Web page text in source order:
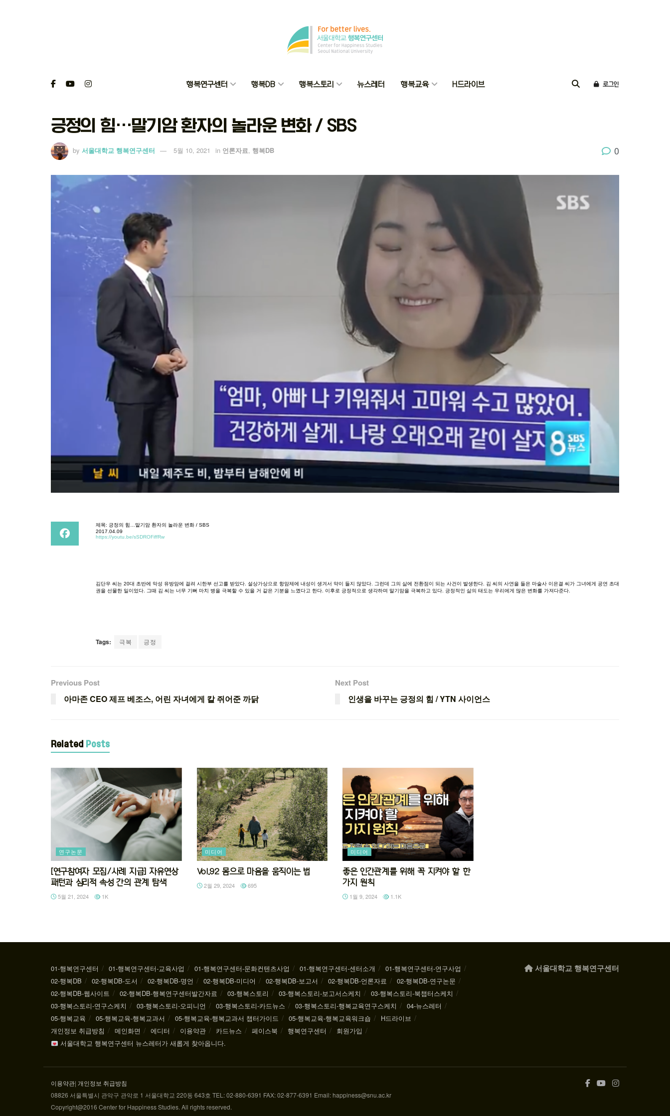
행복연구센터 행복DB 행복스토리 뉴스레터 행복교육 H드라이브 로그인
긍정의 힘…말기암 환자의 놀라운 변화 / SBS
by 서울대학교 행복연구센터 5월 10, 2021 in 언론자료, 행복DB 0
제목: 긍정의 힘 말기암 환자의 놀라운 변화 / SBS
2017.04.09
https://youtu.be/sSDROFiffRw
김단우 씨는 20대 초반에 악성 유방암에 걸려 시한부 선고를 받았다 설상가상으로 항암제에 내성이 생겨서 약이 들지 않았다 그런데 그의 삶에 전환점이 되는 사건이 발생한다 김 씨의 사연을 들은 마술사 이은결 씨가 그녀에게 공연 초대
권을 선물한 일이었다 그때 김 씨는 너무 기뻐 마치 병을 극복할 수 있을 거 같은 기분을 느꼈다고 한다 이후로 긍정적으로 생각하며 말기암을 극복하고 있다 긍정적인 삶의 태도는 우리에게 많은 변화를 가져다준다
Tags: 극복 긍정
Previous Post
아마존 CEO 제프 베조스, 어린 자녀에게 칼 쥐어준 까닭
Next Post
인생을 바꾸는 긍정의 힘 / YTN 사이언스
Related Posts
연구논문
[연구참여자 모집/사례 지급] 자유연상
패턴과 심리적 속성 간의 관계 탐색
5월 21, 2024
1K
미디어
Vol.92 몸으로 마음을 움직이는 법
2월 29, 2024
695
미디어
좋은 인간관계를 위해 꼭 지켜야 할 한
가지 원칙
1월 9, 2024
1.1K
01-행복연구센터 01-행복연구센터-교육사업 01-행복연구센터-문화컨텐츠사업 01-행복연구센터-센터소개
01-행복연구센터-연구사업
02-행복DB
02-행복DB-도서 02-행복DB-명언 02-행복DB-미디어 02-행복DB-보고서 02-행복DB-언론자료
02-행복DB-연구논문
02-행복DB-웹사이트
02-행복DB-행복연구센터발간자료 03-행복스토리 03-행복스토리-보고서스케치
03-행복스토리-북챕터스케치
03-행복스토리-연구스케치
03-행복스토리-오피니언 03-행복스토리-카드뉴스 03-행복스토리-행복교육연구스케치
04-뉴스레터
05-행복교육
05-행복교육-행복교과서 05-행복교육-행복교과서 챕터가이드 05-행복교육-행복교육워크숍
H드라이브
개인정보 취급방침
메인화면 에디터 이용약관 카드뉴스 페이스북 행복연구센터
회원가입
서울대학교 행복연구센터 뉴스레터가 새롭게 찾아옵니다.
서울대학교 행복연구센터
이용약관| 개인정보 취급방침
08826 서울특별시 관악구 관악로 1 서울대학교 220동 643호 TEL: 02-880-6391 FAX: 02-877-6391 Email: happiness@snu.ac.kr
Copyright@2016 Center for Happiness Studies. All rights reserved.